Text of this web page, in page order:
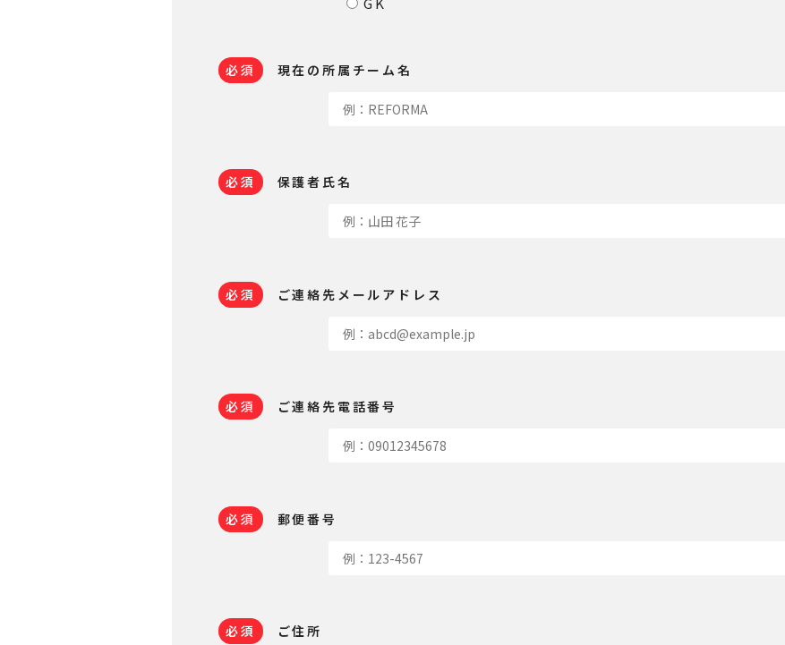
必須 現在の所属チーム名
必須 保護者氏名
必須 ご連絡先メールアドレス
必須 ご連絡先電話番号
必須 郵便番号
必須 ご住所